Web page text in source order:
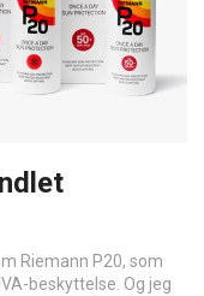
Riemann P20, som
beskyttelse. Og jeg